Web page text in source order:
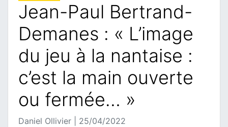
Jean-Paul Bertrand-
Demanes : « L’image
du jeu à la nantaise :
c’est la main ouverte
ou fermée… »
Daniel Ollivier | 25/04/2022